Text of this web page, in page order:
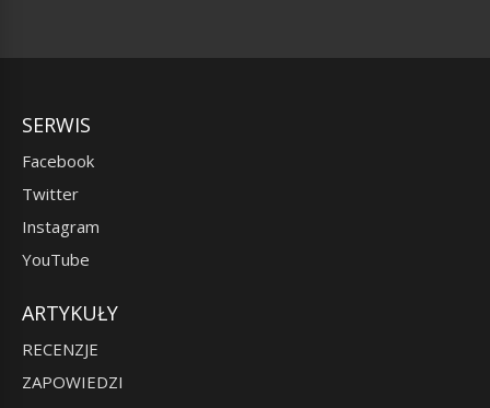
SERWIS
Facebook
Twitter
Instagram
YouTube
ARTYKUŁY
RECENZJE
ZAPOWIEDZI